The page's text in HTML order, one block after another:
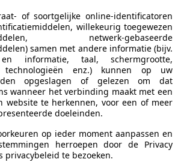
of soortgelijke online-identificatoren
willekeurig toegewezen
netwerk-gebaseerde
samen met andere informatie (bijv.
en informatie, taal, schermgrootte,
technologieën enz.) kunnen op uw
opgeslagen of gelezen om dat
wanneer het verbinding maakt met een
website te herkennen, voor een of meer
doeleinden.
op ieder moment aanpassen en
herroepen door de Privacy
privacybeleid te bezoeken.